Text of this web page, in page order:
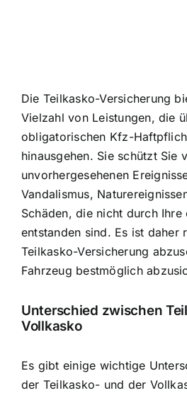
Die Teilkasko-Versicherung
Vielzahl von Leistungen, die
obligatorischen Kfz-
hinausgehen. Sie schützt Sie
unvorhergesehenen
Vandalismus,
Schäden, die nicht durch Ihre
entstanden sind. Es ist daher
Teilkasko-Versicherung
Fahrzeug bestmöglich
Unterschied zwischen
Vollkasko
Es gibt einige wichtige
der Teilkasko- und der